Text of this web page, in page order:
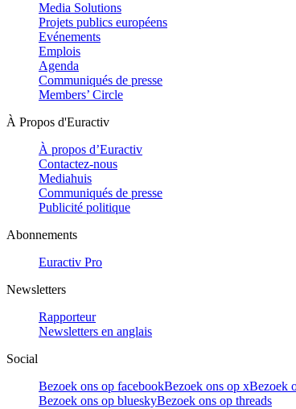
Media Solutions
Projets publics européens
Evénements
Emplois
Agenda
Communiqués de presse
Members’ Circle
À Propos d'Euractiv
À propos d’Euractiv
Contactez-nous
Mediahuis
Communiqués de presse
Publicité politique
Abonnements
Euractiv Pro
Newsletters
Rapporteur
Newsletters en anglais
Social
Bezoek ons op facebookBezoek ons op xBezoek
Bezoek ons op blueskyBezoek ons op threads